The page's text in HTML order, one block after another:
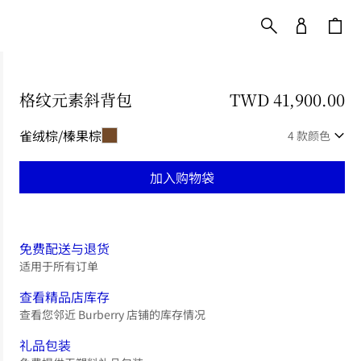
格纹元素斜背包 价格 TWD 41,900.00TWD 41,900.00
雀绒棕/榛果棕 4 款颜色
加入购物袋
免费配送与退货
适用于所有订单
查看精品店库存
查看您邻近 Burberry 店铺的库存情况
礼品包装